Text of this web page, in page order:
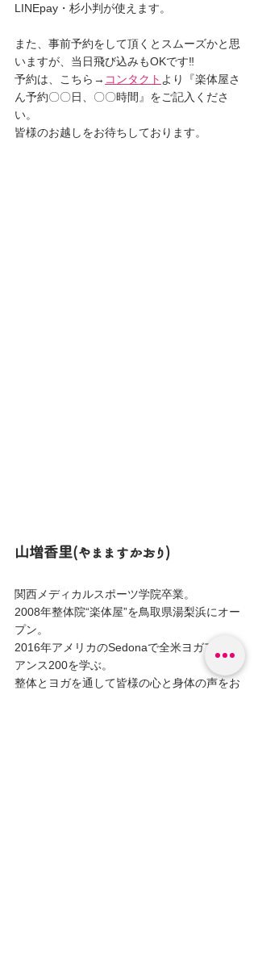
LINEpay・杉小判が使えます。
また、事前予約をして頂くとスムーズかと思
いますが、当日飛び込みもOKです‼︎
予約は、こちら→ コンタクト より『楽体屋さ
ん予約〇〇日、〇〇時間』をご記入くださ
い。
皆様のお越しをお待ちしております。
山増香里(やまますかおり)
関西メディカルスポーツ学院卒業。
2008年整体院“楽体屋”を鳥取県湯梨浜にオー
プン。
2016年アメリカのSedonaで全米ヨガアライ
アンス200を学ぶ。
整体とヨガを通して皆様の心と身体の声をお